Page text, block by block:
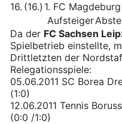
16. (16.) 1. FC Magdeburg
Aufsteiger
Da der FC Sachsen
Spielbetrieb einstellte,
Drittletzten der
Relegationsspiele:
05.06.2011 SC Borea
(1:0)
12.06.2011 Tennis
(0:0 /1:0)